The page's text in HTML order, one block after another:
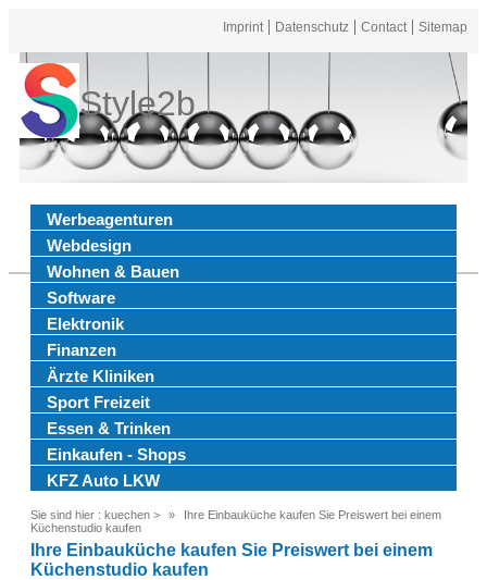
Imprint Datenschutz Contact Sitemap
Style2b
Werbeagenturen
Webdesign
Wohnen & Bauen
Software
Elektronik
Finanzen
Ärzte Kliniken
Sport Freizeit
Essen & Trinken
Einkaufen - Shops
KFZ Auto LKW
Sie sind hier : kuechen >
Ihre Einbauküche kaufen Sie Preiswert bei einem
Küchenstudio kaufen
Ihre Einbauküche kaufen Sie Preiswert bei einem
Küchenstudio kaufen